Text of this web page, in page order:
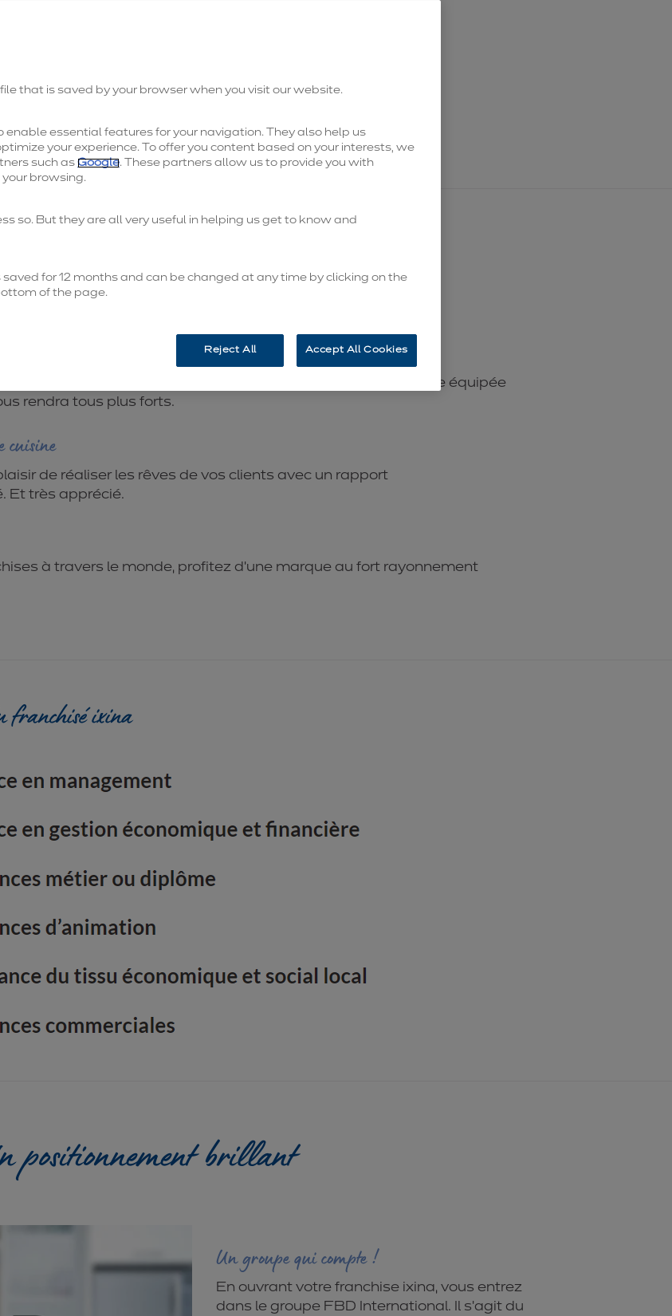
de la Franchise ixina Belgique
et notre expertise unique à nos franchisés.
!
la force. Alors partager 40 ans de connaissances sur la cuisine équipée
rendra tous plus forts.
cuisine
de réaliser les rêves de vos clients avec un rapport
Et très apprécié.
à travers le monde, profitez d’une marque au fort rayonnement
franchisé ixina
positionnement brillant
Un groupe qui compte !
En ouvrant votre franchise ixina, vous entrez
dans le groupe FBD International. Il s’agit du
that is saved by your browser when you visit our website.
enable essential features for your navigation. They also help us
your experience. To offer you content based on your interests, we
such as Google. These partners allow us to provide you with
browsing.
so. But they are all very useful in helping us get to know and
saved for 12 months and can be changed at any time by clicking on the
of the page.
Reject All Accept All Cookies